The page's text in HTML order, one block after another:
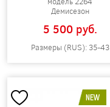
Демисезон
5 500 pуб.
Размеры (RUS): 35-43
NEW